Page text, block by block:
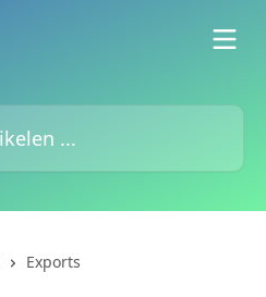
Exports